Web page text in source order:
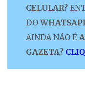
CELULAR?
DO
AINDA NÃO É
GAZETA?